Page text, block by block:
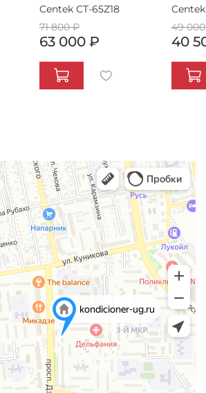
Centek CT-65Z18
71 800 ₽
63 000 ₽
Centek
49
40